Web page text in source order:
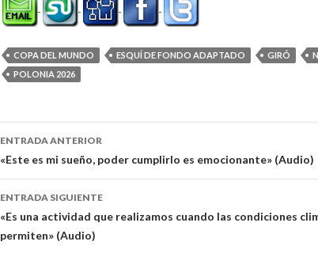
COPA DEL MUNDO ESQUÍ DE FONDO ADAPTADO GIRÓ
POLONIA 2026
Navegación
de
entradas
ENTRADA ANTERIOR
«Este es mi sueño, poder cumplirlo es emocionante» (Audio)
ENTRADA SIGUIENTE
«Es una actividad que realizamos cuando las condiciones
permiten» (Audio)